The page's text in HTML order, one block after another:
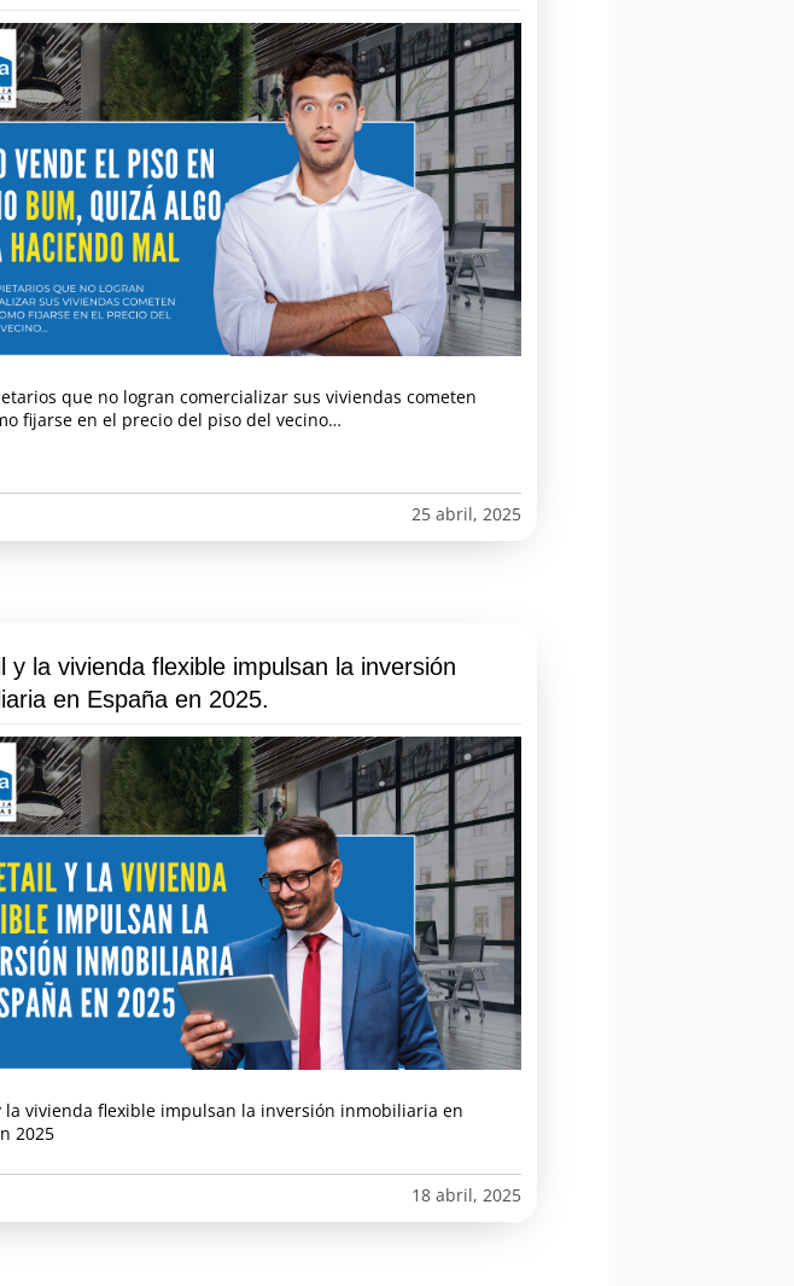
que no logran comercializar sus viviendas cometen
fijarse en el precio del piso del vecino…
25 abril, 2025
y la vivienda flexible impulsan la inversión
en España en 2025.
la vivienda flexible impulsan la inversión inmobiliaria en
2025
18 abril, 2025